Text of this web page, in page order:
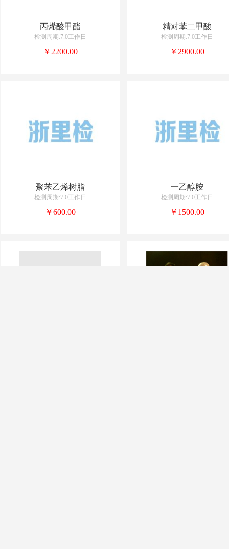
丙烯酸甲酯
检测周期:7.0工作日
￥2200.00
精对苯二甲酸
检测周期:7.0工作日
￥2900.00
聚苯乙烯树脂
检测周期:7.0工作日
￥600.00
一乙醇胺
检测周期:7.0工作日
￥1500.00